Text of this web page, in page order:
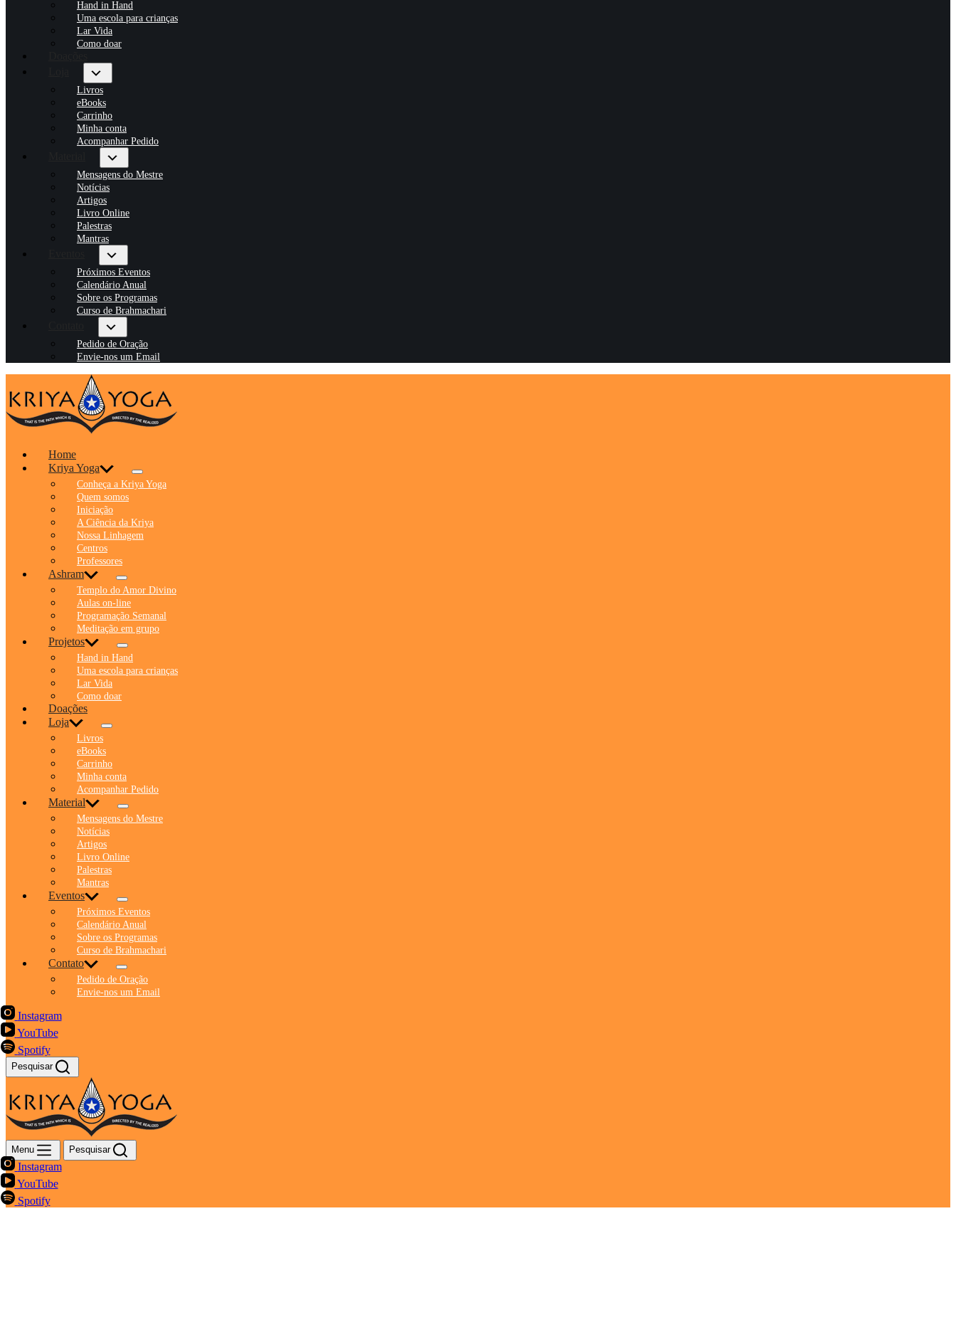
Hand in Hand
Uma escola para crianças
Lar Vida
Como doar
Livros
eBooks
Carrinho
Minha conta
Acompanhar Pedido
Mensagens do Mestre
Notícias
Artigos
Livro Online
Palestras
Mantras
Próximos Eventos
Calendário Anual
Sobre os Programas
Curso de Brahmachari
Pedido de Oração
Envie-nos um Email
Home
Kriya Yoga
Conheça a Kriya Yoga
Quem somos
Iniciação
A Ciência da Kriya
Nossa Linhagem
Centros
Professores
Ashram
Templo do Amor Divino
Aulas on-line
Programação Semanal
Meditação em grupo
Projetos
Hand in Hand
Uma escola para crianças
Lar Vida
Como doar
Doações
Loja
Livros
eBooks
Carrinho
Minha conta
Acompanhar Pedido
Material
Mensagens do Mestre
Notícias
Artigos
Livro Online
Palestras
Mantras
Eventos
Próximos Eventos
Calendário Anual
Sobre os Programas
Curso de Brahmachari
Contato
Pedido de Oração
Envie-nos um Email
Instagram
YouTube
Spotify
Pesquisar
Menu Pesquisar
Instagram
YouTube
Spotify